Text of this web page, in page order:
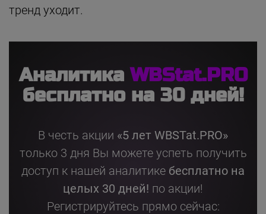
тренд уходит.
АналитикаWBStat.PRO
бесплатно на 30 дней!
В честь акции «5 лет WBSTat.PRO»
только 3 дня Вы можете успеть получить
доступ к нашей аналитике бесплатно на
целых 30 дней! по акции!
Регистрируйтесь прямо сейчас: